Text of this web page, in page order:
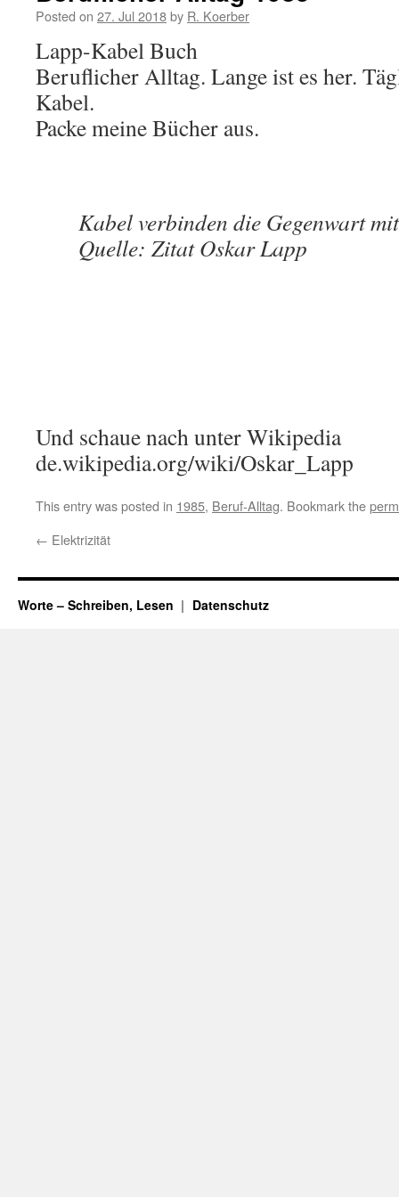
Posted on 27. Jul 2018by R. Koerber
Lapp-Kabel Buch
Beruflicher Alltag. Lange ist es her.
Kabel.
Packe meine Bücher aus.
Kabel verbinden die Gegenwart
Quelle: Zitat Oskar Lapp
Und schaue nach unter Wikipedia
de.wikipedia.org/wiki/Oskar_Lapp
This entry was posted in 1985, Beruf-Alltag. Bookmark the
← Elektrizität
Worte – Schreiben, Lesen Datenschutz